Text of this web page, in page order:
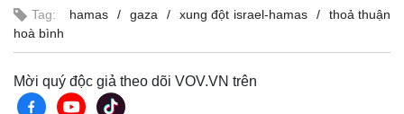
Tag: hamas gaza xung đột israel-hamas
thoả thuận
hoà bình
Mời quý độc giả theo dõi VOV.VN trên